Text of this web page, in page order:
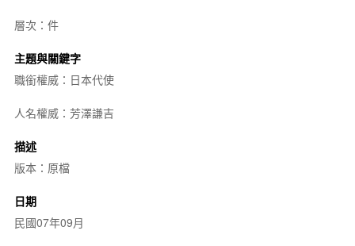
層次：件
主題與關鍵字
職銜權威：日本代使
人名權威：芳澤謙吉
描述
版本：原檔
日期
民國07年09月